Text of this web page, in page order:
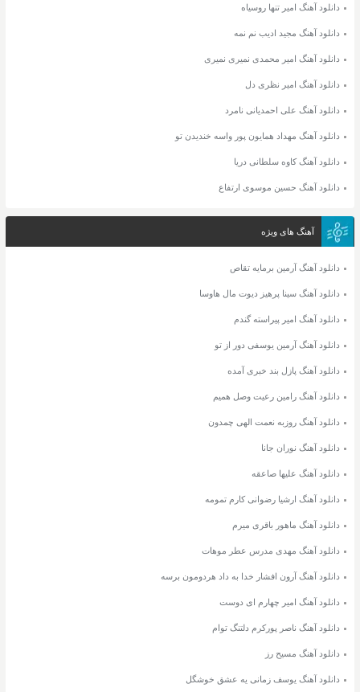
دانلود آهنگ امیر تنها روسیاه
دانلود آهنگ مجید ادیب نم نمه
دانلود آهنگ امیر محمدی نمیری نمیری
دانلود آهنگ امیر نظری دل
دانلود آهنگ علی احمدیانی نامرد
دانلود آهنگ مهداد همایون پور واسه خندیدن تو
دانلود آهنگ کاوه سلطانی دریا
دانلود آهنگ حسین موسوی ارتفاع
آهنگ های ویژه
دانلود آهنگ آرمین برمایه تقاص
دانلود آهنگ سینا پرهیز دیوت مال هاوسا
دانلود آهنگ امیر پیراسته گندم
دانلود آهنگ آرمین یوسفی دور از تو
دانلود آهنگ پازل بند خبری آمده
دانلود آهنگ رامین رعیت وصل همیم
دانلود آهنگ روزبه نعمت الهی چمدون
دانلود آهنگ نوران جانا
دانلود آهنگ علیها صاعقه
دانلود آهنگ ارشیا رضوانی کارم تمومه
دانلود آهنگ ماهور باقری میرم
دانلود آهنگ مهدی مدرس عطر موهات
دانلود آهنگ آرون افشار خدا به داد هردومون برسه
دانلود آهنگ امیر چهارم ای دوست
دانلود آهنگ ناصر پورکرم دلتنگ توام
دانلود آهنگ مسیح رز
دانلود آهنگ یوسف زمانی یه عشق خوشگل